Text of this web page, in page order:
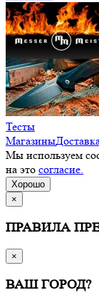
Тесты
Магазины
Мы используем
на это согласие.
Хорошо
×
ПРАВИЛА
×
ВАШ ГОРОД?